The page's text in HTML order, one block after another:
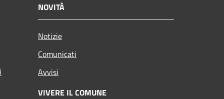
NOVITÀ
Notizie
Comunicati
Avvisi
VIVERE IL COMUNE